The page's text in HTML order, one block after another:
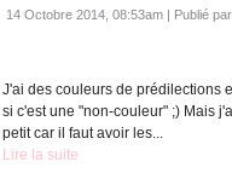
14 Octobre 2014, 08:53am | Publié
J'ai des couleurs de prédilections
si c'est une "non-couleur" ;) Mais
petit car il faut avoir les...
Lire la suite